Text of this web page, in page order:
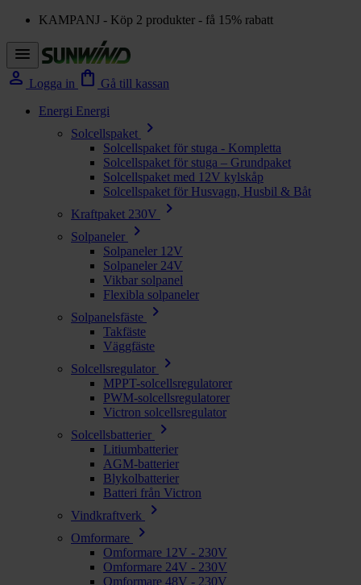
KAMPANJ - Köp 2 produkter - få 15% rabatt
menu
person Logga in shopping_bag Gå till kassan
Energi Energi
Solcellspaket
chevron_right
Solcellspaket för stuga - Kompletta
Solcellspaket för stuga – Grundpaket
Solcellspaket med 12V kylskåp
Solcellspaket för Husvagn, Husbil & Båt
Kraftpaket 230V
chevron_right
Solpaneler chevron_right
Solpaneler 12V
Solpaneler 24V
Vikbar solpanel
Flexibla solpaneler
Solpanelsfäste
chevron_right
Takfäste
Väggfäste
Solcellsregulator
chevron_right
MPPT-solcellsregulatorer
PWM-solcellsregulatorer
Victron solcellsregulator
Solcellsbatterier
chevron_right
Litiumbatterier
AGM-batterier
Blykolbatterier
Batteri från Victron
Vindkraftverk
chevron_right
Omformare chevron_right
Omformare 12V - 230V
Omformare 24V - 230V
Omformare 48V - 230V